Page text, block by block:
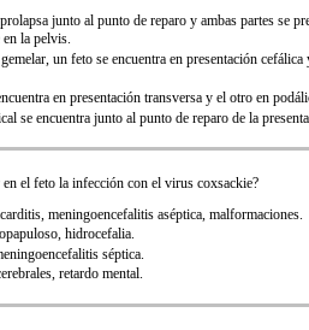
junto al punto de reparo y ambas partes se
en la pelvis.
un feto se encuentra en presentación cefálica
en presentación transversa y el otro en
se encuentra junto al punto de reparo de la
el feto la infección con el virus coxsackie?
meningoencefalitis aséptica, malformaciones.
hidrocefalia.
séptica.
retardo mental.